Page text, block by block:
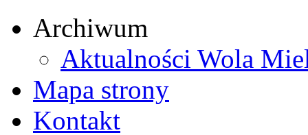
Archiwum
Aktualności Wola
Mapa strony
Kontakt